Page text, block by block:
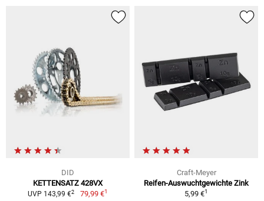
DID
KETTENSATZ 428VX
UVP 143,99 €2 79,99 €1
Craft-Meyer
Reifen-Auswuchtgewichte Zink
5,99 €1